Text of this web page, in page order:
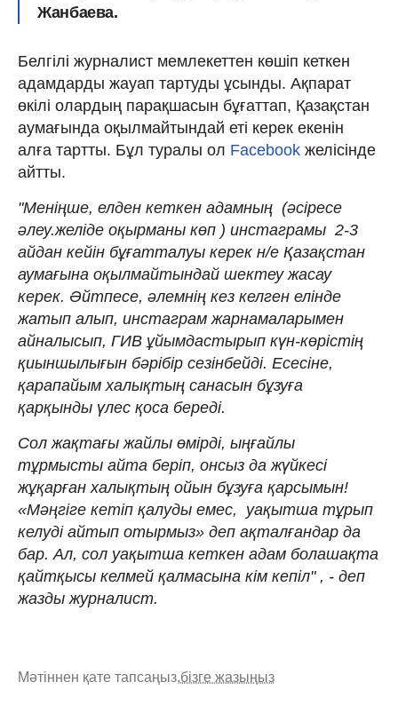
Жанбаева.
Белгілі журналист мемлекеттен көшіп кеткен
адамдарды жауап тартуды ұсынды. Ақпарат
өкілі олардың парақшасын бұғаттап, Қазақстан
аумағында оқылмайтындай еті керек екенін
алға тартты. Бұл туралы ол Facebook желісінде
айтты.
"Меніңше, елден кеткен адамның ​ (әсіресе
әлеу.желіде оқырманы көп ) инстаграмы ​ 2-3
айдан кейін бұғатталуы керек н/е Қазақстан
аумағына оқылмайтындай шектеу жасау
керек. Әйтпесе, әлемнің кез келген елінде
жатып алып, инстаграм жарнамаларымен
айналысып, ГИВ ұйымдастырып күн-көрістің
қиыншылығын бәрібір сезінбейді. Есесіне,
қарапайым халықтың санасын бұзуға
қарқынды үлес қоса береді.
Сол жақтағы жайлы өмірді, ыңғайлы
тұрмысты айта беріп, онсыз да жүйкесі
жұқарған халықтың ойын бұзуға қарсымын!
«Мәңгіге кетіп қалуды емес, ​ уақытша тұрып
келуді айтып отырмыз» деп ақталғандар да
бар. Ал, сол уақытша кеткен адам болашақта
қайтқысы келмей қалмасына кім кепіл" , - деп
жазды журналист.
Мәтіннен қате тапсаңыз,бізге жазыңыз